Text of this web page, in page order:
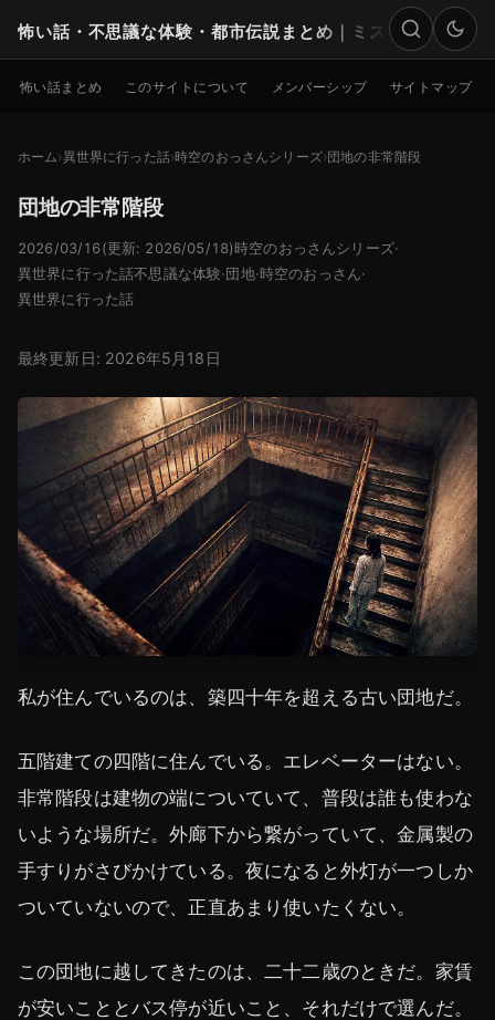
怖い話・不思議な体験・都市伝説まとめ｜ミステリー
検索
怖い話まとめ このサイトについて メンバーシップ サイトマップ
ホーム 異世界に行った話 時空のおっさんシリーズ 団地の非常階段
団地の非常階段
2026/03/16 (更新: 2026/05/18) 時空のおっさんシリーズ·
異世界に行った話不思議な体験· 団地·時空のおっさん·
異世界に行った話
最終更新日: 2026年5月18日
私が住んでいるのは、築四十年を超える古い団地だ。
五階建ての四階に住んでいる。エレベーターはない。
非常階段は建物の端についていて、普段は誰も使わな
いような場所だ。外廊下から繋がっていて、金属製の
手すりがさびかけている。夜になると外灯が一つしか
ついていないので、正直あまり使いたくない。
この団地に越してきたのは、二十二歳のときだ。家賃
が安いこととバス停が近いこと、それだけで選んだ。